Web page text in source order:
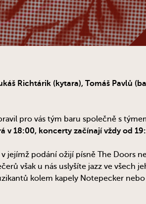
Richtárik (kytara), Tomáš Pavlů
pro vás tým baru společně s
v 18:00, koncerty začínají vždy od
jejímž podání ožijí písně The Doors
však u nás uslyšíte jazz ve všech
kolem kapely Notepecker